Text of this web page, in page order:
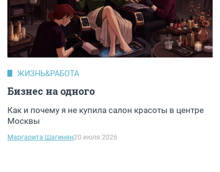
ЖИЗНЬ&РАБОТА
Бизнес на одного
Как и почему я не купила салон красоты в центре
Москвы
Маргарита Шагинян20 июля 2026